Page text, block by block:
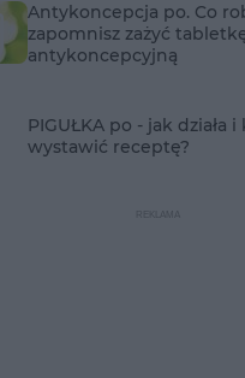
Antykoncepcja po. Co
zapomnisz zażyć
antykoncepcyjną
PIGUŁKA po - jak działa
wystawić receptę?